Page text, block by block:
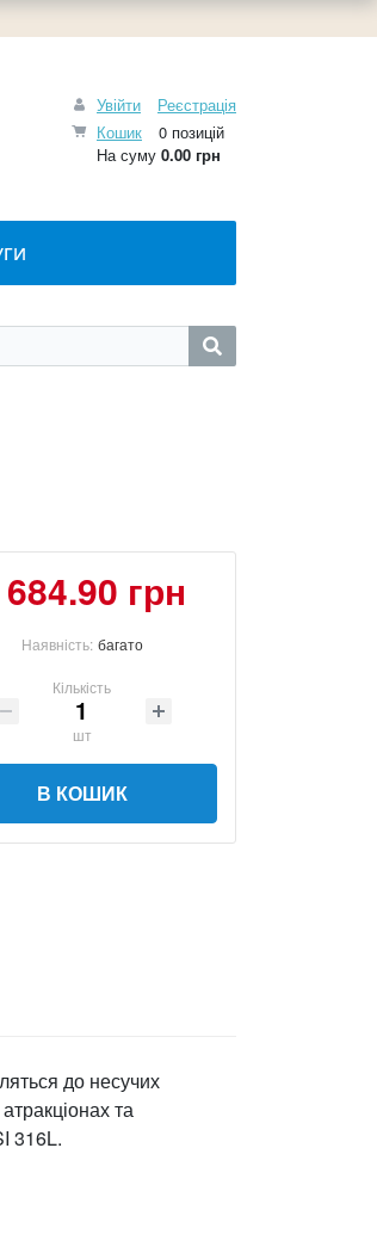
Увійти
Реєстрація
Кошик
0 позицій
На суму 0.00 грн
грн
Наявність: багато
Кількість
шт
В КОШИК
до несучих
та
316L.